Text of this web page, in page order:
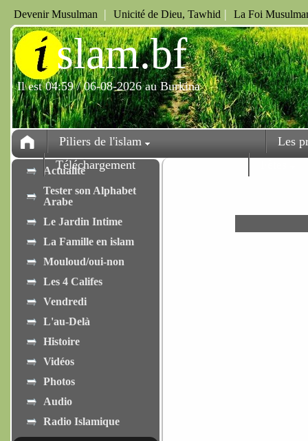
Devenir Musulman | Unicité de Dieu, Tawhid | La Foi
islam.bf
Il est 04:59 / 06-08-2026 au Burkina
Piliers de l'islam
Les
Téléchargement
Actualité
Tester son Alphabet
Arabe
Le Jardin Intime
La Famille en islam
Mouloud/oui-non
Les 4 Califes
Vendredi
L'au-Delà
Histoire
Vidéos
Photos
Audio
Radio Islamique